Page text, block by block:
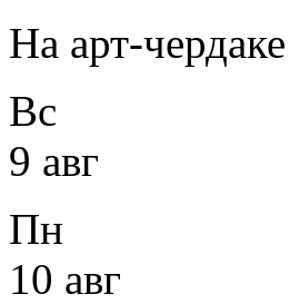
На арт-чердаке
Вс
9 авг
Пн
10 авг